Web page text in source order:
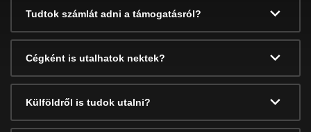
Tudtok számlát adni a támogatásról?
Cégként is utalhatok nektek?
Külföldről is tudok utalni?